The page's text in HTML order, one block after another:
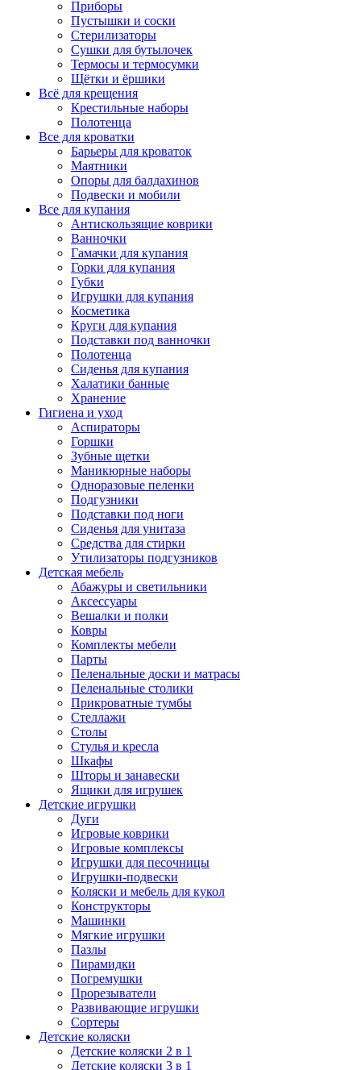
Приборы
Пустышки и соски
Стерилизаторы
Сушки для бутылочек
Термосы и термосумки
Щётки и ёршики
Всё для крещения
Крестильные наборы
Полотенца
Все для кроватки
Барьеры для кроваток
Маятники
Опоры для балдахинов
Подвески и мобили
Все для купания
Антискользящие коврики
Ванночки
Гамачки для купания
Горки для купания
Губки
Игрушки для купания
Косметика
Круги для купания
Подставки под ванночки
Полотенца
Сиденья для купания
Халатики банные
Хранение
Гигиена и уход
Аспираторы
Горшки
Зубные щетки
Маникюрные наборы
Одноразовые пеленки
Подгузники
Подставки под ноги
Сиденья для унитаза
Средства для стирки
Утилизаторы подгузников
Детская мебель
Абажуры и светильники
Аксессуары
Вешалки и полки
Ковры
Комплекты мебели
Парты
Пеленальные доски и матрасы
Пеленальные столики
Прикроватные тумбы
Стеллажи
Столы
Стулья и кресла
Шкафы
Шторы и занавески
Ящики для игрушек
Детские игрушки
Дуги
Игровые коврики
Игровые комплексы
Игрушки для песочницы
Игрушки-подвески
Коляски и мебель для кукол
Конструкторы
Машинки
Мягкие игрушки
Пазлы
Пирамидки
Погремушки
Прорезыватели
Развивающие игрушки
Сортеры
Детские коляски
Детские коляски 2 в 1
Детские коляски 3 в 1